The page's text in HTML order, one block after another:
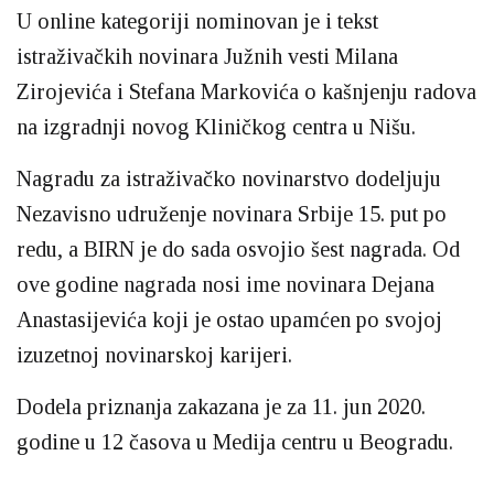
U online kategoriji nominovan je i tekst
istraživačkih novinara Južnih vesti Milana
Zirojevića i Stefana Markovića o kašnjenju radova
na izgradnji novog Kliničkog centra u Nišu.
Nagradu za istraživačko novinarstvo dodeljuju
Nezavisno udruženje novinara Srbije 15. put po
redu, a BIRN je do sada osvojio šest nagrada. Od
ove godine nagrada nosi ime novinara Dejana
Anastasijevića koji je ostao upamćen po svojoj
izuzetnoj novinarskoj karijeri.
Dodela priznanja zakazana je za 11. jun 2020.
godine u 12 časova u Medija centru u Beogradu.